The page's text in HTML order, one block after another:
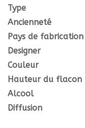
Type
Ancienneté
Pays de fabrication
Designer
Couleur
Hauteur du flacon
Alcool
Diffusion